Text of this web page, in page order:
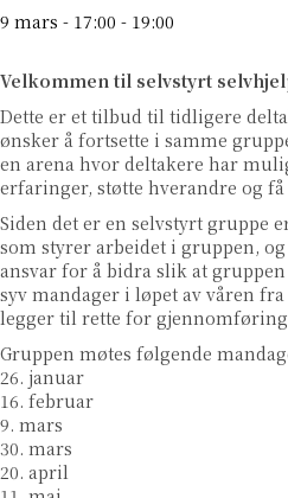
9 mars - 17:00 - 19:00
Velkommen til selvstyrt
Dette er et tilbud til tidligere
ønsker å fortsette i samme
en arena hvor deltakere har
erfaringer, støtte hverandre og
Siden det er en selvstyrt gruppe
som styrer arbeidet i gruppen,
ansvar for å bidra slik at
syv mandager i løpet av våren fra
legger til rette for
Gruppen møtes følgende
26. januar
16. februar
9. mars
30. mars
20. april